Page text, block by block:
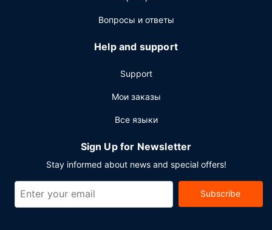
Вопросы и ответы
Help and support
Support
Мои заказы
Все языки
Sign Up for Newsletter
Stay informed about news and special offers!
Subscribe